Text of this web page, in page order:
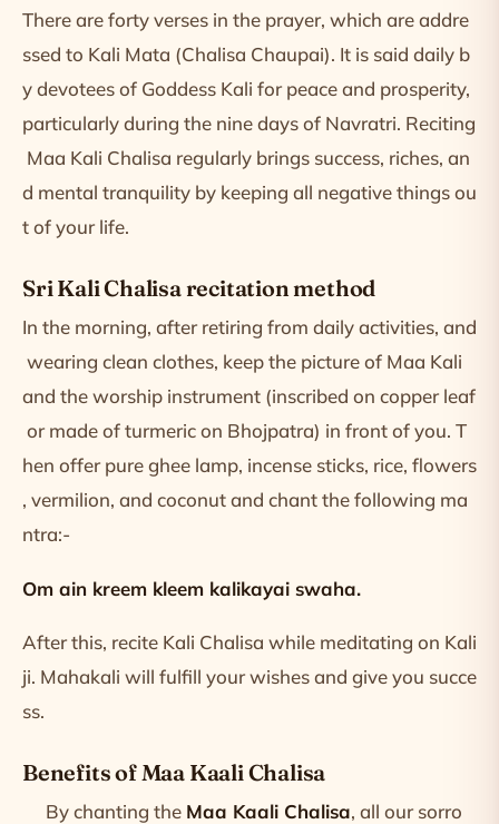
There are forty verses in the prayer, which are addre
ssed to Kali Mata (Chalisa Chaupai). It is said daily b
y devotees of Goddess Kali for peace and prosperity,
particularly during the nine days of Navratri. Reciting
Maa Kali Chalisa regularly brings success, riches, an
d mental tranquility by keeping all negative things ou
t of your life.
Sri Kali Chalisa recitation method
In the morning, after retiring from daily activities, and
wearing clean clothes, keep the picture of Maa Kali
and the worship instrument (inscribed on copper leaf
or made of turmeric on Bhojpatra) in front of you. T
hen offer pure ghee lamp, incense sticks, rice, flowers
, vermilion, and coconut and chant the following ma
ntra:-
Om ain kreem kleem kalikayai swaha.
After this, recite Kali Chalisa while meditating on Kali
ji. Mahakali will fulfill your wishes and give you succe
ss.
Benefits of Maa Kaali Chalisa
By chanting the Maa Kaali Chalisa, all our sorro